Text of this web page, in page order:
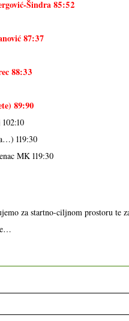
Šindra 85:52
87:37
88:33
89:90
119:30
MK 119:30
za startno-ciljnom prostoru te